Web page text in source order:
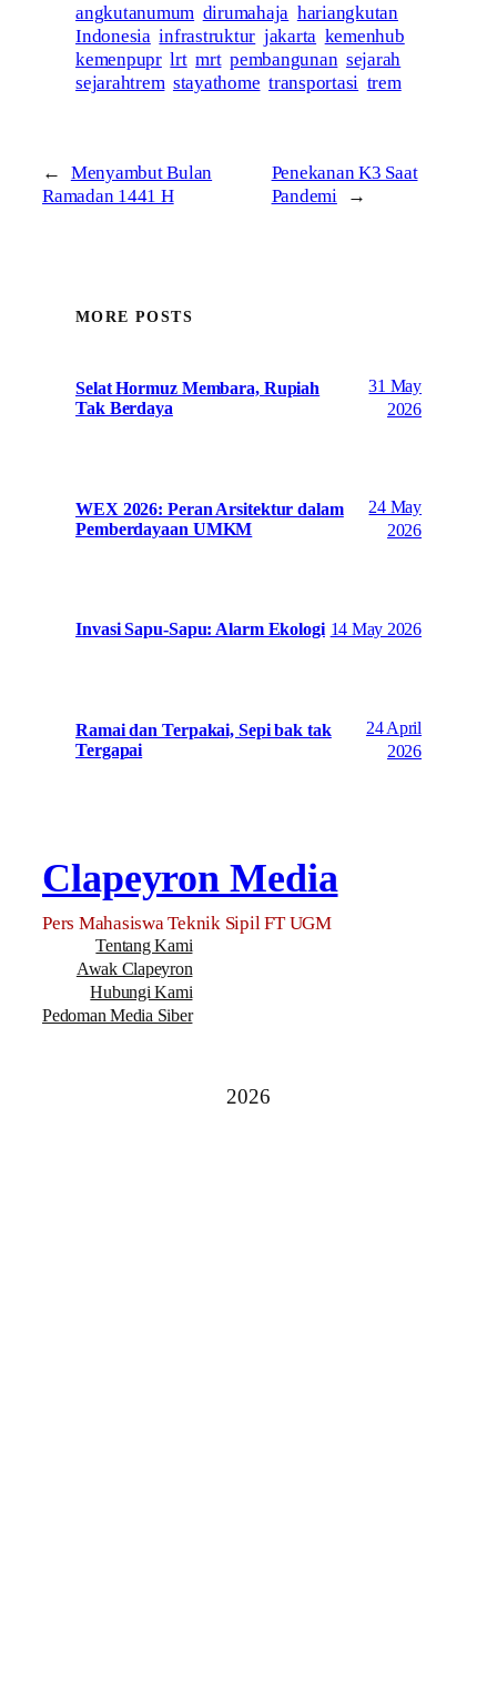
angkutanumum dirumahaja hariangkutan
Indonesia infrastruktur jakarta kemenhub
kemenpupr lrt mrt pembangunan sejarah
sejarahtrem stayathome transportasi trem
←
Menyambut Bulan
Ramadan 1441 H
Penekanan K3 Saat
Pandemi
→
MORE POSTS
Selat Hormuz Membara, Rupiah
Tak Berdaya
31 May
2026
WEX 2026: Peran Arsitektur dalam
Pemberdayaan UMKM
24 May
2026
Invasi Sapu-Sapu: Alarm Ekologi 14 May 2026
Ramai dan Terpakai, Sepi bak tak
Tergapai
24 April
2026
Clapeyron Media
Pers Mahasiswa Teknik Sipil FT UGM
Tentang Kami
Awak Clapeyron
Hubungi Kami
Pedoman Media Siber
2026